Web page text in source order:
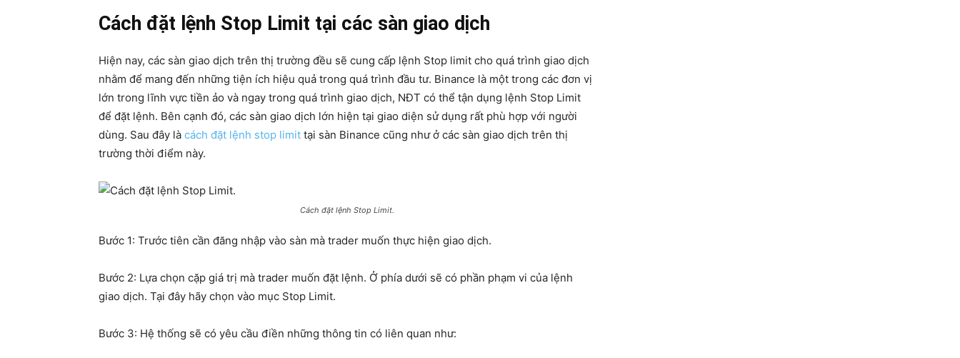
Cách đặt lệnh Stop Limit tại các sàn giao dịch
Hiện nay, các sàn giao dịch trên thị trường đều sẽ cung cấp lệnh Stop limit cho quá trình giao dịch
nhằm để mang đến những tiện ích hiệu quả trong quá trình đầu tư. Binance là một trong các đơn vị
lớn trong lĩnh vực tiền ảo và ngay trong quá trình giao dịch, NĐT có thể tận dụng lệnh Stop Limit
để đặt lệnh. Bên cạnh đó, các sàn giao dịch lớn hiện tại giao diện sử dụng rất phù hợp với người
dùng. Sau đây là cách đặt lệnh stop limit tại sàn Binance cũng như ở các sàn giao dịch trên thị
trường thời điểm này.
Cách đặt lệnh Stop Limit.
Bước 1: Trước tiên cần đăng nhập vào sàn mà trader muốn thực hiện giao dịch.
Bước 2: Lựa chọn cặp giá trị mà trader muốn đặt lệnh. Ở phía dưới sẽ có phần phạm vi của lệnh
giao dịch. Tại đây hãy chọn vào mục Stop Limit.
Bước 3: Hệ thống sẽ có yêu cầu điền những thông tin có liên quan như: